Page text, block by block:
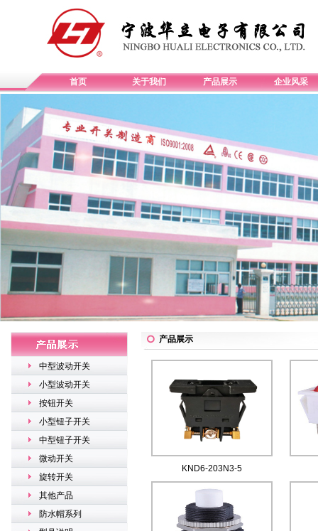
首页 关于我们 产品展示 企业风采
中型波动开关
小型波动开关
按钮开关
小型钮子开关
中型钮子开关
微动开关
旋转开关
其他产品
防水帽系列
KND6-203N3-5
产品展示